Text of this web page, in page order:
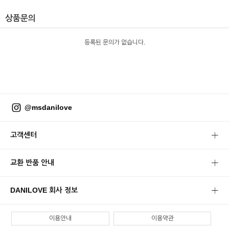
상품문의
등록된 문의가 없습니다.
@msdanilove
고객센터
교환 반품 안내
DANILOVE 회사 정보
이용안내 이용약관